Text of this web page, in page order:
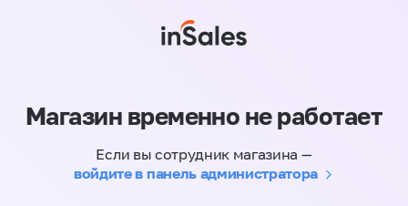
Магазин временно не работает
Если вы сотрудник магазина —
войдите в панель администратора